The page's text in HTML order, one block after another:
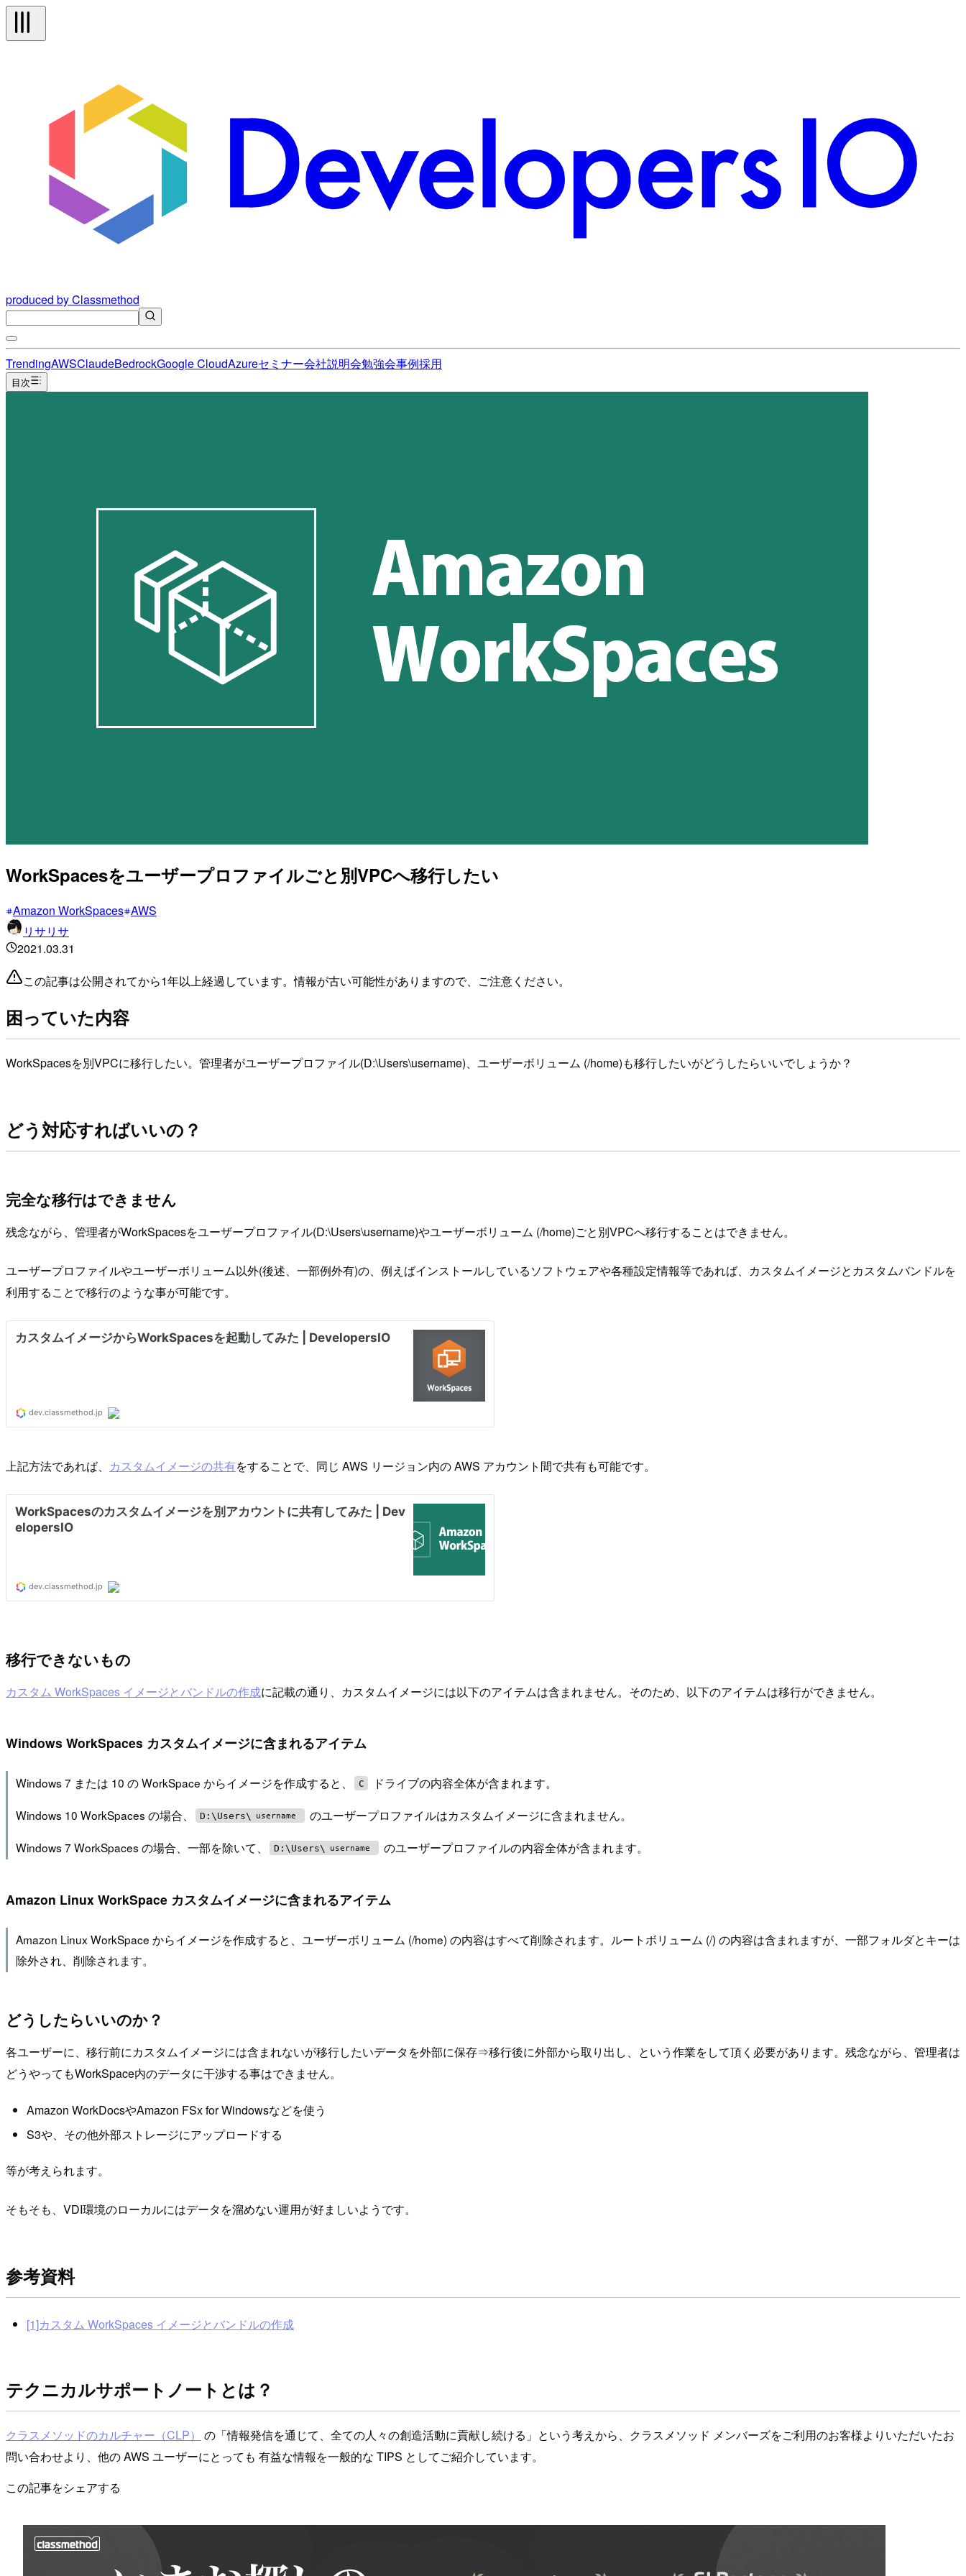
produced by Classmethod
TrendingAWSClaudeBedrockGoogle CloudAzureセミナー会社説明会勉強会事例採用
目次
WorkSpacesをユーザープロファイルごと別VPCへ移行したい
Amazon WorkSpaces AWS
リサリサ
2021.03.31
この記事は公開されてから1年以上経過しています。情報が古い可能性がありますので、ご注意ください。
困っていた内容
WorkSpacesを別VPCに移行したい。管理者がユーザープロファイル(D:\Users\username)、ユーザーボリューム (/home)も移行したいがどうしたらいいでしょうか？
どう対応すればいいの？
完全な移行はできません
残念ながら、管理者がWorkSpacesをユーザープロファイル(D:\Users\username)やユーザーボリューム (/home)ごと別VPCへ移行することはできません。
ユーザープロファイルやユーザーボリューム以外(後述、一部例外有)の、例えばインストールしているソフトウェアや各種設定情報等であれば、カスタムイメージとカスタムバンドルを
利用することで移行のような事が可能です。
上記方法であれば、 カスタムイメージの共有をすることで、同じ AWS リージョン内の AWS アカウント間で共有も可能です。
移行できないもの
カスタム WorkSpaces イメージとバンドルの作成に記載の通り、カスタムイメージには以下のアイテムは含まれません。そのため、以下のアイテムは移行ができません。
Windows WorkSpaces カスタムイメージに含まれるアイテム
Windows 7 または 10 の WorkSpace からイメージを作成すると、 C ドライブの内容全体が含まれます。
Windows 10 WorkSpaces の場合、 D:\Users\ username のユーザープロファイルはカスタムイメージに含まれません。
Windows 7 WorkSpaces の場合、一部を除いて、 D:\Users\ username のユーザープロファイルの内容全体が含まれます。
Amazon Linux WorkSpace カスタムイメージに含まれるアイテム
Amazon Linux WorkSpace からイメージを作成すると、ユーザーボリューム (/home) の内容はすべて削除されます。ルートボリューム (/) の内容は含まれますが、一部フォルダとキーは
除外され、削除されます。
どうしたらいいのか？
各ユーザーに、移行前にカスタムイメージには含まれないが移行したいデータを外部に保存⇒移行後に外部から取り出し、という作業をして頂く必要があります。残念ながら、管理者は
どうやってもWorkSpace内のデータに干渉する事はできません。
Amazon WorkDocsやAmazon FSx for Windowsなどを使う
S3や、その他外部ストレージにアップロードする
等が考えられます。
そもそも、VDI環境のローカルにはデータを溜めない運用が好ましいようです。
参考資料
[1]カスタム WorkSpaces イメージとバンドルの作成
テクニカルサポートノートとは？
クラスメソッドのカルチャー（CLP）
の「情報発信を通じて、全ての人々の創造活動に貢献し続ける」という考えから、クラスメソッド メンバーズをご利用のお客様よりいただいたお
問い合わせより、他の AWS ユーザーにとっても 有益な情報を一般的な TIPS としてご紹介しています。
この記事をシェアする